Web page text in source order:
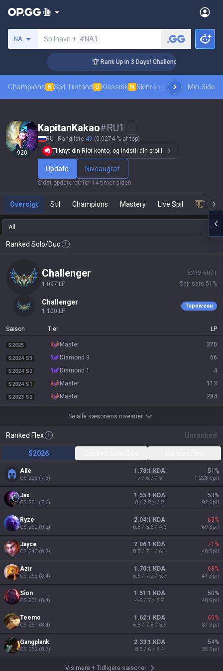
NA Spilnavn + #NA1
🏆 Rank Up in 3 Days! Challenger Coaching
Champions N Spil Tilstand U Klassisk N Skinrangliste RangPro
Min Side
920
KapitanKakao#RU1
RU Rangliste 49 (0.0274 % af top)
Tilknyt din Riot-konto, og indstil din profil.
Update Niveaugraf
Sidst opdateret: for 14 timer siden
Oversigt Stil Champions Mastery Live Spil
All
Ranked Solo/Duo
challenger
1,097 LP
623V 607T
Sejr sats 51 %
challenger
1,100 LP
Topniveau
Sæson Tier LP
S2025 master 370
S2024 S3 diamond 3 66
S2024 S2 diamond 1 4
S2024 S1 master 113
S2023 S2 master 284
Se alle sæsonens niveauer
Ranked Flex Unranked
S2026
Alle
CS 225 (7.8)
1.78:1 KDA
7 / 6.7 / 5
51 %
1,223 Spil
Jax
CS 221 (7.6)
1.55:1 KDA
8 / 7.2 / 3.2
53%
92 Spil
Ryze
CS 250 (9.2)
2.04:1 KDA
6.8 / 5.6 / 4.6
65%
69 Spil
Jayce
CS 243 (8.2)
2.06:1 KDA
8.5 / 7.1 / 6.1
71 %
48 Spil
Azir
CS 255 (8.4)
1.70:1 KDA
6.6 / 7.2 / 5.7
63%
41 Spil
Sion
CS 236 (8.4)
1.51:1 KDA
4.9 / 7 / 5.7
50%
40 Spil
Teemo
CS 251 (8.4)
1.62:1 KDA
6.8 / 7.8 / 5.9
65%
37 Spil
Gangplank
CS 252(8.7)
2.33:1 KDA
8.5 / 6 / 5.4
54%
35 Spil
Vis mere+ Tidligere sæsoner